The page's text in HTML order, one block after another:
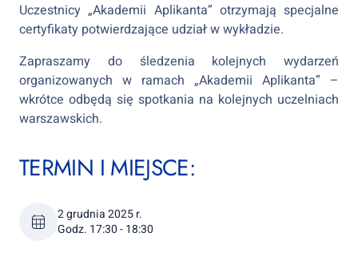
Uczestnicy „Akademii Aplikanta” otrzymają specjalne
certyfikaty potwierdzające udział w wykładzie.
Zapraszamy do śledzenia kolejnych wydarzeń
organizowanych w ramach „Akademii Aplikanta” –
wkrótce odbędą się spotkania na kolejnych uczelniach
warszawskich.
TERMIN I MIEJSCE:
2 grudnia 2025 r.
Godz. 17:30 - 18:30